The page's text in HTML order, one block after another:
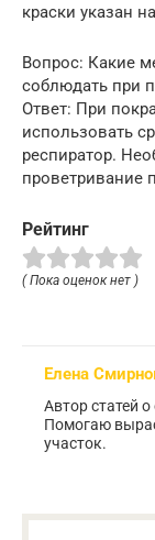
краски указан
Вопрос: Какие
соблюдать при
Ответ: При
использовать
респиратор.
проветривание
Рейтинг
( Пока оценок нет )
Елена
Автор статей
Помогаю
участок.